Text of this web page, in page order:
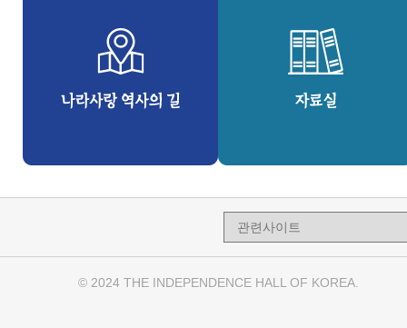
© 2024 THE INDEPENDENCE HALL OF KOREA.